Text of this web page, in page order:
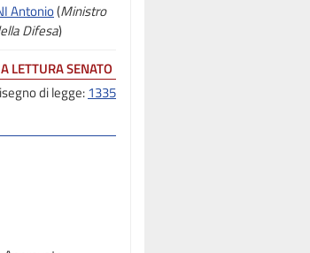
Antonio(Ministro
Difesa)
LETTURA SENATO
di legge:1335